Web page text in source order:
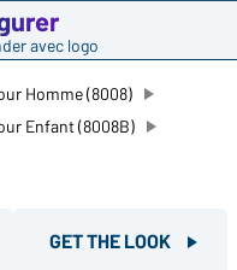
avec logo
Homme (8008)
Enfant (8008B)
GET THE LOOK